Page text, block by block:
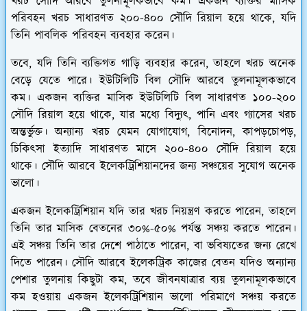
পরিবহন খরচ সাধারণত ২০০-৪০০ সৌদি রিয়াল হয়ে থাকে, যদি
তিনি পাবলিক পরিবহন ব্যবহার করেন।
তবে, যদি তিনি ব্যক্তিগত গাড়ি ব্যবহার করেন, তাহলে খরচ অনেক
বেড়ে যেতে পারে। ইউটিলিটি বিল সৌদি আরবে তুলনামূলকভাবে
কম। একজন ব্যক্তির মাসিক ইউটিলিটি বিল সাধারণত ১০০-২০০
সৌদি রিয়াল হয়ে থাকে, যার মধ্যে বিদ্যুৎ, পানি এবং গ্যাসের খরচ
অন্তর্ভুক্ত। অন্যান্য খরচ যেমন যোগাযোগ, বিনোদন, কাপড়চোপড়,
চিকিৎসা ইত্যাদি সাধারণত মাসে ২০০-৪০০ সৌদি রিয়াল হয়ে
থাকে। সৌদি আরবে ইলেকট্রিশিয়ানদের জন্য সঞ্চয়ের সুযোগ অনেক
ভালো।
একজন ইলেকট্রিশিয়ান যদি তার খরচ নিয়ন্ত্রণ করতে পারেন, তাহলে
তিনি তার মাসিক বেতনের ৩০%-৫০% পর্যন্ত সঞ্চয় করতে পারেন।
এই সঞ্চয় তিনি তার দেশে পাঠাতে পারেন, বা ভবিষ্যতের জন্য রেখে
দিতে পারেন। সৌদি আরবে ইলেকট্রিক কাজের বেতন যদিও অন্যান্য
পেশার তুলনায় কিছুটা কম, তবে জীবনযাত্রার ব্যয় তুলনামূলকভাবে
কম হওয়ায় একজন ইলেকট্রিশিয়ান ভালো পরিমাণে সঞ্চয় করতে